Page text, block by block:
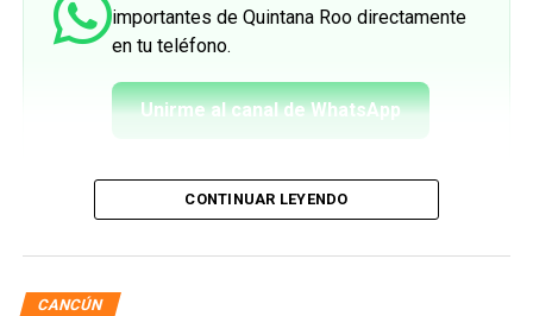
importantes de Quintana Roo directamente
en tu teléfono.
Unirme al canal de WhatsApp
CONTINUAR LEYENDO
CANCÚN